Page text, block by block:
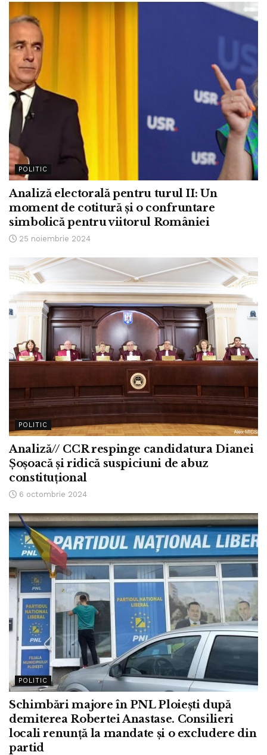
POLITIC
Analiză electorală pentru turul II: Un
moment de cotitură și o confruntare
simbolică pentru viitorul României
25 noiembrie 2024
POLITIC
Analiză// CCR respinge candidatura Dianei
Șoșoacă și ridică suspiciuni de abuz
constituțional
6 octombrie 2024
POLITIC
Schimbări majore în PNL Ploiești după
demiterea Robertei Anastase. Consilieri
locali renunță la mandate și o excludere din
partid